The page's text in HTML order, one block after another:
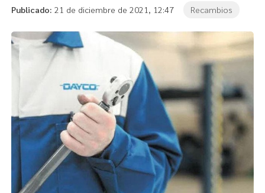
Publicado: 21 de diciembre de 2021, 12:47 Recambios